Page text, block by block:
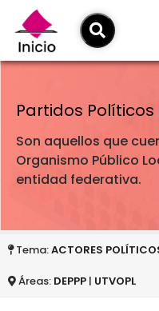
Partidos Políticos
Son aquellos que
Organismo Público
entidad federativa.
Tema:ACTORES
Áreas: DEPPP | UTVOPL